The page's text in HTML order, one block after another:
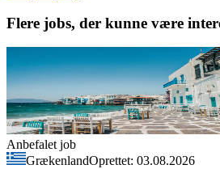
Flere jobs, der kunne være
Anbefalet job
GrækenlandOprettet: 03.08.2026